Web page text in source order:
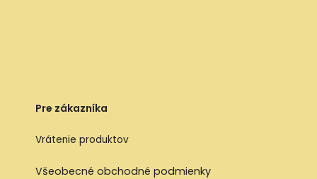
Pre zákazníka
Vrátenie produktov
Všeobecné obchodné podmienky